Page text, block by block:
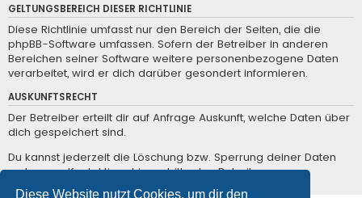
Diese Website nutzt Cookies, um dir den
GELTUNGSBEREICH DIESER RICHTLINIE
Diese Richtlinie umfasst nur den Bereich der Seiten, die die
phpBB-Software umfassen. Sofern der Betreiber in anderen
Bereichen seiner Software weitere personenbezogene Daten
verarbeitet, wird er dich darüber gesondert informieren.
AUSKUNFTSRECHT
Der Betreiber erteilt dir auf Anfrage Auskunft, welche Daten über
dich gespeichert sind.
Du kannst jederzeit die Löschung bzw. Sperrung deiner Daten
verlangen. Kontaktiere hierzu bitte den Betreiber.